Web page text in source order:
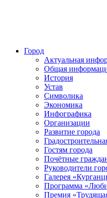
Город
Актуальная
Общая
История
Устав
Символика
Экономика
Инфографика
Организации
Развитие города
Гостям города
Почётные
Руководители
Галерея
Программа
Премия